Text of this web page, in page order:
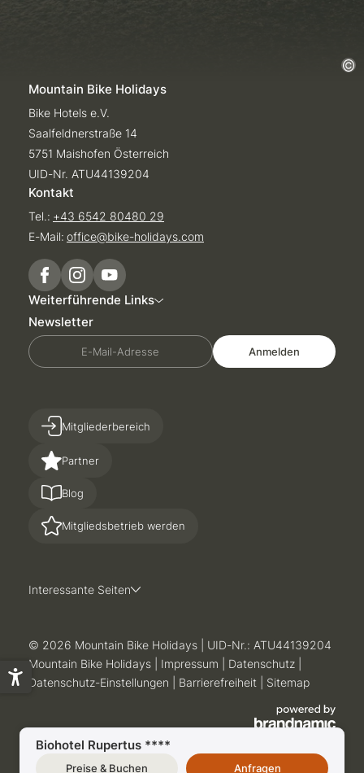
Biohotel Rupertus ****
Preise & Buchen Anfragen
Mountain Bike Holidays
Bike Hotels e.V.
Saalfeldnerstraße 14
5751 Maishofen Österreich
UID-Nr. ATU44139204
Kontakt
Tel.: +43 6542 80480 29
E-Mail: office@bike-holidays.com
Weiterführende Links
Newsletter
E-Mail-Adresse Anmelden
Partner
Blog
Mitgliedsbetrieb werden
Mitgliederbereich
Interessante Seiten
© 2026 Mountain Bike Holidays
UID-Nr.: ATU44139204
Mountain Bike Holidays
Impressum Datenschutz
Datenschutz-Einstellungen
Barrierefreiheit Sitemap